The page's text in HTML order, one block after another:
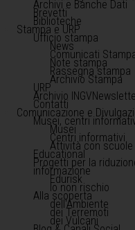
Archivi e Banche Dati
Brevetti
Biblioteche
Stampa e URP
Ufficio stampa
News
Comunicati
Note stampa
Rassegna stampa
Archivio Stampa
URP
Archivio
Contatti
Comunicazione e
Musei, centri
Musei
Centri informativi
Attività con scuole
Educational
Progetti per la
informazione
Edurisk
Io non rischio
Alla scoperta
dell'Ambiente
dei Terremoti
dei Vulcani